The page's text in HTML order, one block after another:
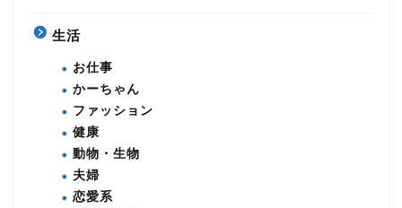
生活
お仕事
かーちゃん
ファッション
健康
動物・生物
夫婦
恋愛系